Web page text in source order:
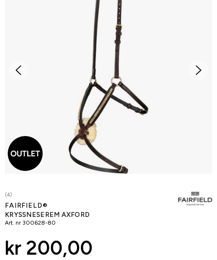
(4)
FAIRFIELD®
KRYSSNESEREM AXFORD
Art. nr 300628-80
kr 200,00